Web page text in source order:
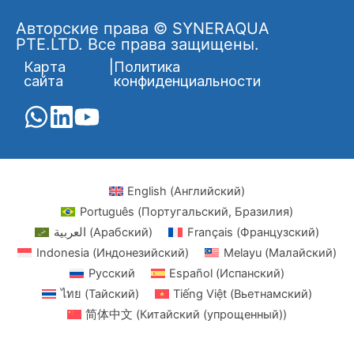
Авторские права © SYNERAQUA
PTE.LTD. Все права защищены.
Карта
сайта
Политика
конфиденциальности
English (Английский)
Português (Португальский, Бразилия)
العربية (Арабский) Français (Французский)
Indonesia (Индонезийский) Melayu(Малайский)
Русский
Español (Испанский)
ไทย (Тайский) Tiếng Việt (Вьетнамский)
简体中文 (Китайский (упрощенный))